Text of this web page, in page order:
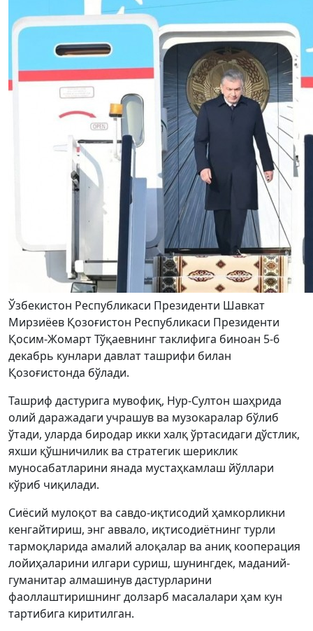
Ўзбекистон Республикаси Президенти Шавкат
Мирзиёев Қозоғистон Республикаси Президенти
Қосим-Жомарт Тўқаевнинг таклифига биноан 5-6
декабрь кунлари давлат ташрифи билан
Қозоғистонда бўлади.
Ташриф дастурига мувофиқ, Нур-Султон шаҳрида
олий даражадаги учрашув ва музокаралар бўлиб
ўтади, уларда биродар икки халқ ўртасидаги дўстлик,
яхши қўшничилик ва стратегик шериклик
муносабатларини янада мустаҳкамлаш йўллари
кўриб чиқилади.
Сиёсий мулоқот ва савдо-иқтисодий ҳамкорликни
кенгайтириш, энг аввало, иқтисодиётнинг турли
тармоқларида амалий алоқалар ва аниқ кооперация
лойиҳаларини илгари суриш, шунингдек, маданий-
гуманитар алмашинув дастурларини
фаоллаштиришнинг долзарб масалалари ҳам кун
тартибига киритилган.